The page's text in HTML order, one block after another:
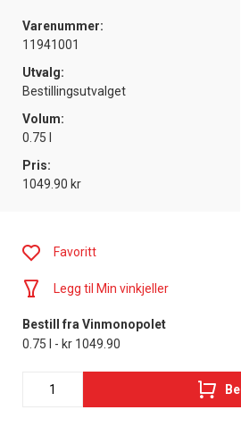
Varenummer:
11941001
Utvalg:
Bestillingsutvalget
Volum:
0.75 l
Pris:
1049.90 kr
Favoritt
Legg til Min vinkjeller
Bestill fra Vinmonopolet
0.75 l - kr 1049.90